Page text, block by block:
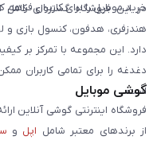
خرید موبایل را برای کاربران فراهم
در این فروشگاه گستره‌ای کامل
هندزفری، هدفون، کنسول بازی و
دارد. این مجموعه با تمرکز بر
دغدغه را برای تمامی کاربران
است:
گوشی موبایل
فروشگاه اینترنتی گوشی آنلاین
از برندهای معتبر شامل اپل و